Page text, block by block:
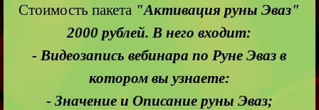
Стоимость пакета "Активация руны Эваз"
2000 рублей. В него входит:
- Видеозапись вебинара по Руне Эваз в
котором вы узнаете:
- Значение и Описание руны Эваз;